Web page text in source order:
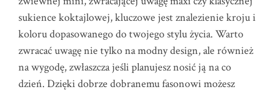
sukience koktajlowej, kluczowe jest znalezienie kroju i
koloru dopasowanego do twojego stylu życia. Warto
zwracać uwagę nie tylko na modny design, ale również
na wygodę, zwłaszcza jeśli planujesz nosić ją na co
dzień. Dzięki dobrze dobranemu fasonowi możesz